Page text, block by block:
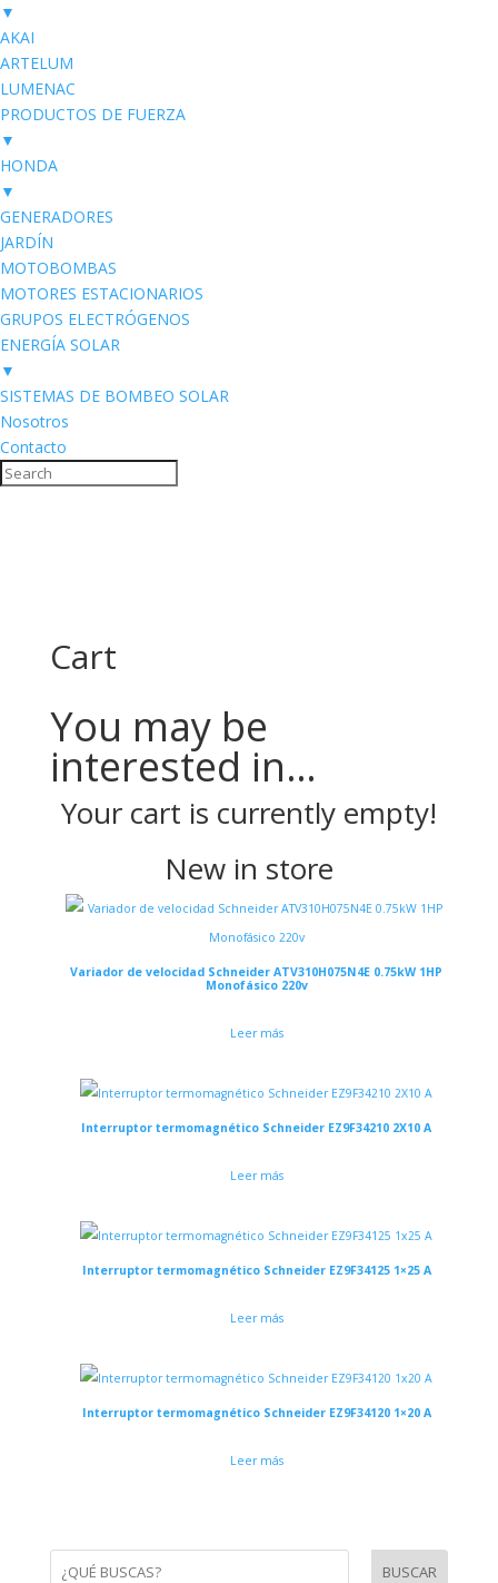
▼
AKAI
ARTELUM
LUMENAC
PRODUCTOS DE FUERZA
▼
HONDA
▼
GENERADORES
JARDÍN
MOTOBOMBAS
MOTORES ESTACIONARIOS
GRUPOS ELECTRÓGENOS
ENERGÍA SOLAR
▼
SISTEMAS DE BOMBEO SOLAR
Nosotros
Contacto
Cart
You may be
interested in…
Your cart is currently empty!
New in store
Variador de velocidad Schneider ATV310H075N4E 0.75kW 1HP
Monofásico 220v
Leer más
Interruptor termomagnético Schneider EZ9F34210 2X10 A
Leer más
Interruptor termomagnético Schneider EZ9F34125 1×25 A
Leer más
Interruptor termomagnético Schneider EZ9F34120 1×20 A
Leer más
BUSCAR